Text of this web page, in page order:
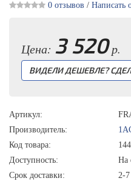
0 отзывов / Написать
Цена: 3 520р.
ВИДЕЛИ ДЕШЕВЛЕ?
Артикул:
Производитель:
Код товара:
Доступность:
На
Срок доставки:
2-